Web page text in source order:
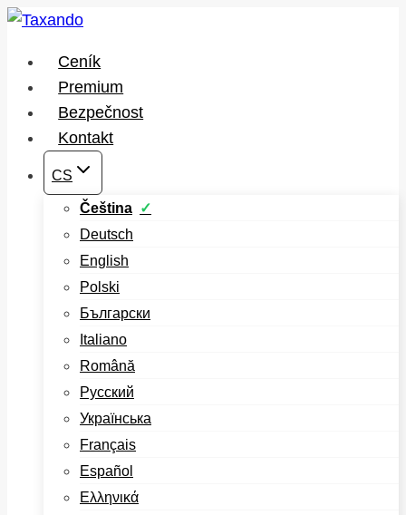
Přeskočit
obsah
Ceník
Premium
Bezpečnost
Kontakt
CS
Čeština
Deutsch
English
Polski
Български
Italiano
Română
Русский
Українська
Français
Español
Ελληνικά